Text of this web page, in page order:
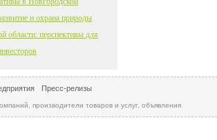
и охрана природы
области: перспективы для
Пресс-релизы
производители товаров и услуг, объявления